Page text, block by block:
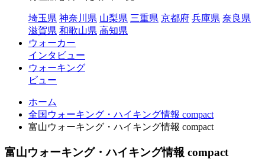
埼玉県 神奈川県 山梨県 三重県 京都府 兵庫県 奈良県
滋賀県 和歌山県 高知県
ウォーカー
インタビュー
ウォーキング
ビュー
ホーム
全国ウォーキング・ハイキング情報 compact
富山ウォーキング・ハイキング情報 compact
富山ウォーキング・ハイキング情報 compact